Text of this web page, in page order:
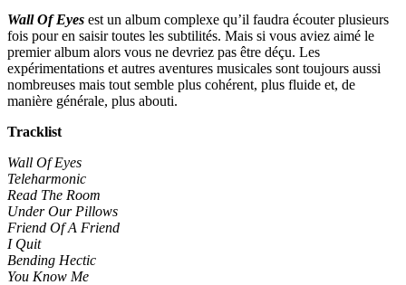
Wall Of Eyes est un album complexe qu’il faudra écouter plusieurs
fois pour en saisir toutes les subtilités. Mais si vous aviez aimé le
premier album alors vous ne devriez pas être déçu. Les
expérimentations et autres aventures musicales sont toujours aussi
nombreuses mais tout semble plus cohérent, plus fluide et, de
manière générale, plus abouti.
Tracklist
Wall Of Eyes
Teleharmonic
Read The Room
Under Our Pillows
Friend Of A Friend
I Quit
Bending Hectic
You Know Me